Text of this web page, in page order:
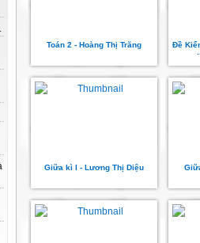
Toán 2 - Hoàng Thị Trăng
Đề
Giữa kì I - Lương Thị Diệu